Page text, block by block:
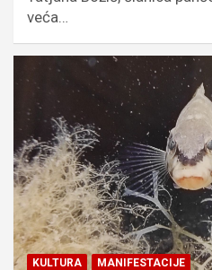
veća…
KULTURA MANIFESTACIJE